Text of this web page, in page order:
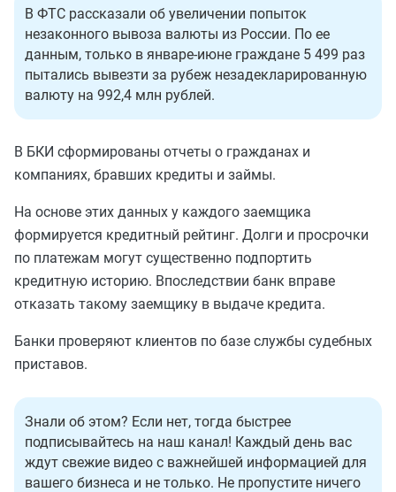
В ФТС рассказали об увеличении попыток
незаконного вывоза валюты из России. По ее
данным, только в январе-июне граждане 5 499 раз
пытались вывезти за рубеж незадекларированную
валюту на 992,4 млн рублей.
В БКИ сформированы отчеты о гражданах и
компаниях, бравших кредиты и займы.
На основе этих данных у каждого заемщика
формируется кредитный рейтинг. Долги и просрочки
по платежам могут существенно подпортить
кредитную историю. Впоследствии банк вправе
отказать такому заемщику в выдаче кредита.
Банки проверяют клиентов по базе службы судебных
приставов.
Знали об этом? Если нет, тогда быстрее
подписывайтесь на наш канал! Каждый день вас
ждут свежие видео с важнейшей информацией для
вашего бизнеса и не только. Не пропустите ничего